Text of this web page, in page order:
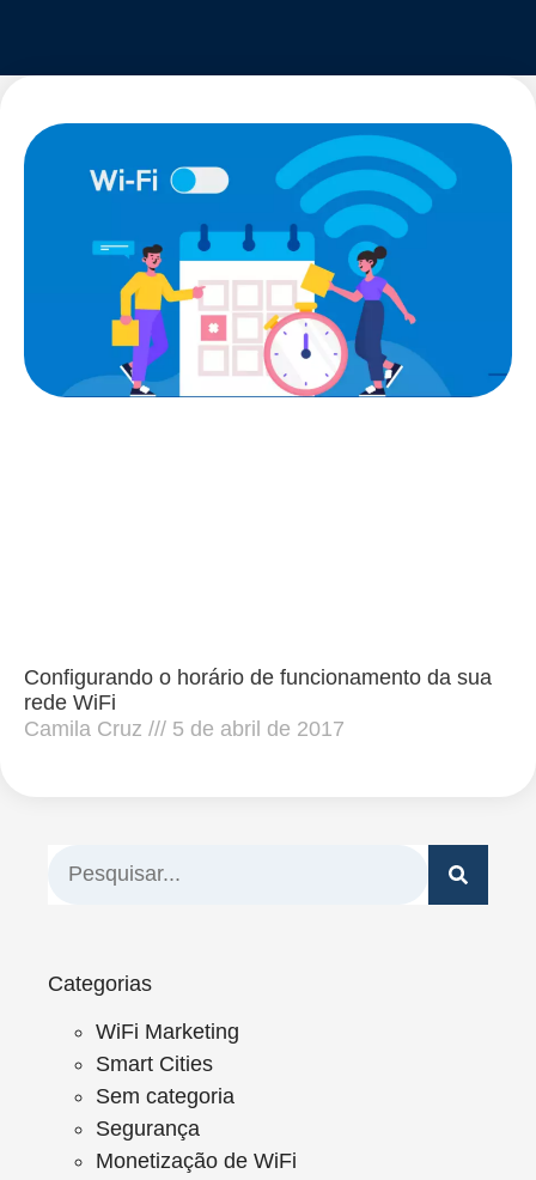
Configurando o horário de funcionamento da sua
rede WiFi
Camila Cruz
5 de abril de 2017
Categorias
WiFi Marketing
Smart Cities
Sem categoria
Segurança
Monetização de WiFi